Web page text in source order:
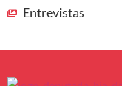
Entrevistas